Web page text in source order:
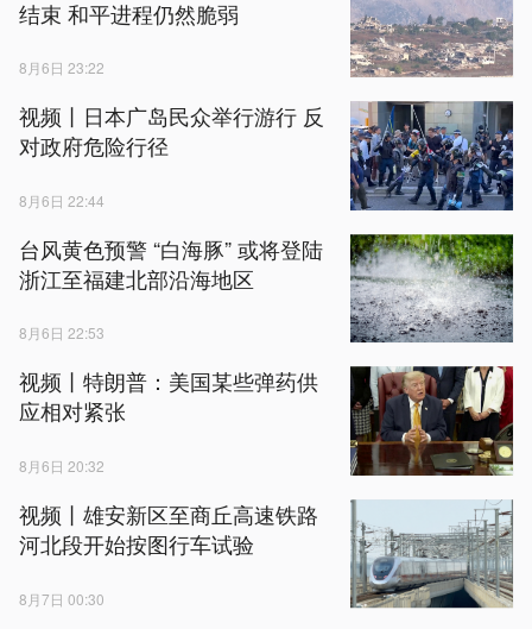
结束 和平进程仍然脆弱
8月6日 23:22
视频丨日本广岛民众举行游行 反
对政府危险行径
8月6日 22:44
台风黄色预警 “白海豚” 或将登陆
浙江至福建北部沿海地区
8月6日 22:53
视频丨特朗普：美国某些弹药供
应相对紧张
8月6日 20:32
视频丨雄安新区至商丘高速铁路
河北段开始按图行车试验
8月7日 00:30